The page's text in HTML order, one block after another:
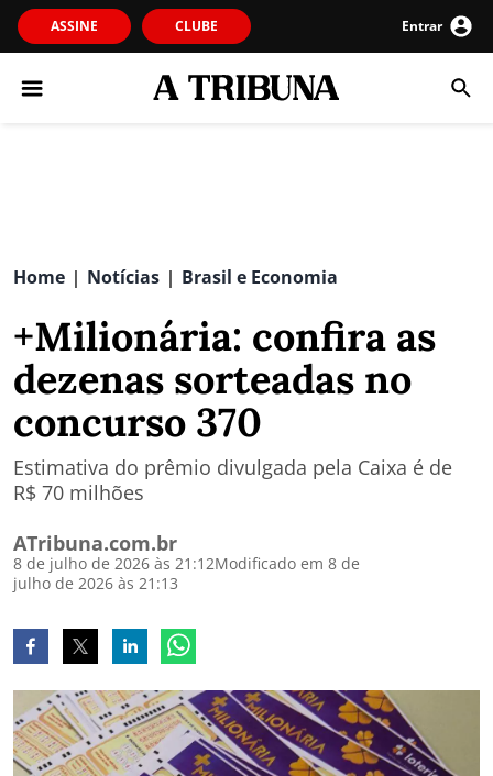
ASSINE CLUBE Entrar
Home | Notícias | Brasil e Economia
+Milionária: confira as
dezenas sorteadas no
concurso 370
Estimativa do prêmio divulgada pela Caixa é de
R$ 70 milhões
ATribuna.com.br
8 de julho de 2026 às 21:12Modificado em 8 de
julho de 2026 às 21:13